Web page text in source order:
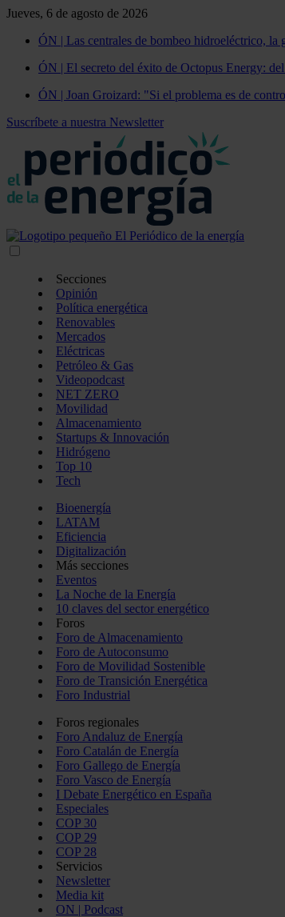
Jueves, 6 de agosto de 2026
ÓN | Las centrales de bombeo hidroeléctrico, la
ÓN | El secreto del éxito de Octopus Energy:
ÓN | Joan Groizard: "Si el problema es de
Suscríbete a nuestra Newsletter
Secciones
Opinión
Política energética
Renovables
Mercados
Eléctricas
Petróleo & Gas
Videopodcast
NET ZERO
Movilidad
Almacenamiento
Startups & Innovación
Hidrógeno
Top 10
Tech
Bioenergía
LATAM
Eficiencia
Digitalización
Más secciones
Eventos
La Noche de la Energía
10 claves del sector energético
Foros
Foro de Almacenamiento
Foro de Autoconsumo
Foro de Movilidad Sostenible
Foro de Transición Energética
Foro Industrial
Foros regionales
Foro Andaluz de Energía
Foro Catalán de Energía
Foro Gallego de Energía
Foro Vasco de Energía
I Debate Energético en España
Especiales
COP 30
COP 29
COP 28
Servicios
Newsletter
Media kit
ON | Podcast